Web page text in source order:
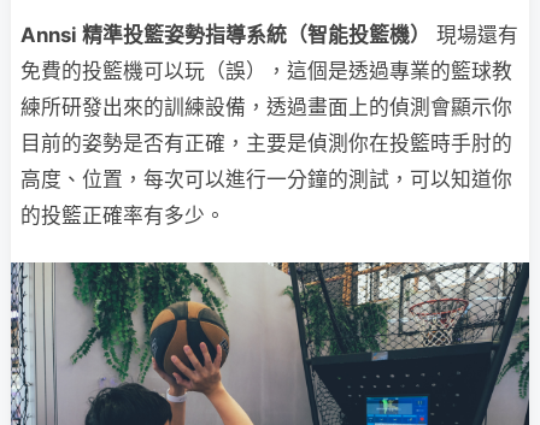
Annsi 精準投籃姿勢指導系統（智能投籃機）
現場還有
免費的投籃機可以玩（誤），這個是透過專業的籃球教
練所研發出來的訓練設備，透過畫面上的偵測會顯示你
目前的姿勢是否有正確，主要是偵測你在投籃時手肘的
高度、位置，每次可以進行一分鐘的測試，可以知道你
的投籃正確率有多少。